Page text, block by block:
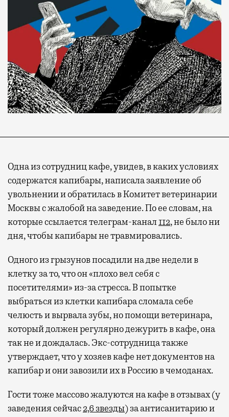
Современный путешественник часто берет
с собой не только чемодан, но и ноутбук.
А ожидание рейса все чаще превращается
не в потерянное время, а в возможность
спокойно закончить дела или спланировать
активности в путешествии, например
забронировать нужные билеты и рестораны.
Бизнес-зал становится местом, где можно
провести переговоры, поработать или просто
окна за тем, как взлетают и садятся
самолеты. В Москве нет недостатка
Одна из сотрудниц кафе, увидев, в каких условиях
содержатся капибары, написала заявление об
увольнении и обратилась в Комитет ветеринарии
Москвы с жалобой на заведение. По ее словам, на
которые ссылается телеграм-канал112, не было ни
дня, чтобы капибары не травмировались.
Одного из грызунов посадили на две недели в
клетку за то, что он «плохо вел себя с
посетителями» из-за стресса. В попытке
выбраться из клетки капибара сломала себе
челюсть и вырвала зубы, но помощи ветеринара,
который должен регулярно дежурить в кафе, она
так не и дождалась. Экс-сотрудница также
утверждает, что у хозяев кафе нет документов на
капибар и они завозили их в Россию в чемоданах.
Гости тоже массово жалуются на кафе в отзывах (у
заведения сейчас2,6 звезды) за антисанитарию и